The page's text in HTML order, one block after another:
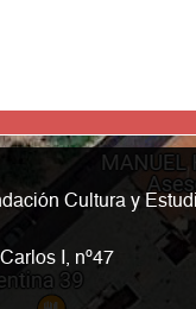
Cultura y
I, nº47